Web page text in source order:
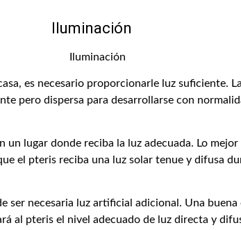
Iluminación
es necesario proporcionarle luz suficiente.
pero dispersa para desarrollarse con
un lugar donde reciba la luz adecuada. Lo mejor
el pteris reciba una luz solar tenue y difusa
ser necesaria luz artificial adicional. Una
al pteris el nivel adecuado de luz directa y